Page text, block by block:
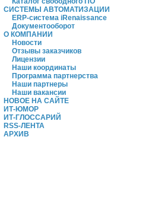
СИСТЕМЫ АВТОМАТИЗАЦИИ
ERP-система iRenaissance
Документооборот
О КОМПАНИИ
Новости
Отзывы заказчиков
Лицензии
Наши координаты
Программа партнерства
Наши партнеры
Наши вакансии
НОВОЕ НА САЙТЕ
ИТ-ЮМОР
ИТ-ГЛОССАРИЙ
RSS-ЛЕНТА
АРХИВ